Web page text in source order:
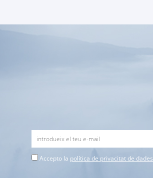
Accepto la política de privacitat de dades